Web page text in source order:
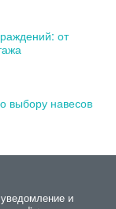
от
выбору навесов
и